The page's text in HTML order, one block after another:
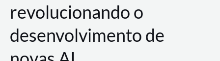
revolucionando o
desenvolvimento de